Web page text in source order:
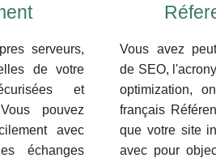
serveurs,
de votre
et
pouvez
avec
échanges
Vous avez
de SEO,
optimization,
français
que votre site
avec pour